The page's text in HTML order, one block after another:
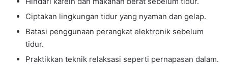
Ciptakan lingkungan tidur yang nyaman dan gelap.
Batasi penggunaan perangkat elektronik sebelum
tidur.
Praktikkan teknik relaksasi seperti pernapasan dalam.